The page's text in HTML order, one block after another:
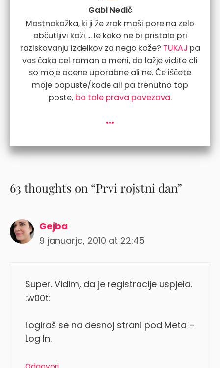
Gabi Nedič
Mastnokožka, ki ji že zrak maši pore na zelo
občutljivi koži ... le kako ne bi pristala pri
raziskovanju izdelkov za nego kože? TUKAJ pa
vas čaka cel roman o meni, da lažje vidite ali
so moje ocene uporabne ali ne. Če iščete
moje popuste/kode ali pa trenutno top
poste, bo tole prava povezava.
...
63 thoughts on “Prvi rojstni dan”
Gejba
9 januarja, 2010 at 22:45
Super. Vidim, da je registracije uspjela.
:w00t:
Logiraš se na desnoj strani pod Meta –
Log In.